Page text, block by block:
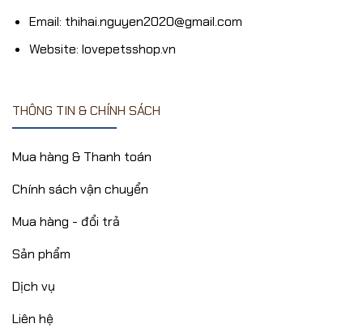
Email: thihai.nguyen2020@gmail.com
Website: lovepetsshop.vn
THÔNG TIN & CHÍNH SÁCH
Mua hàng & Thanh toán
Chính sách vận chuyển
Mua hàng - đổi trả
Sản phẩm
Dịch vụ
Liên hệ